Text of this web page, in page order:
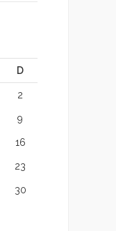
D
2
9
16
23
30